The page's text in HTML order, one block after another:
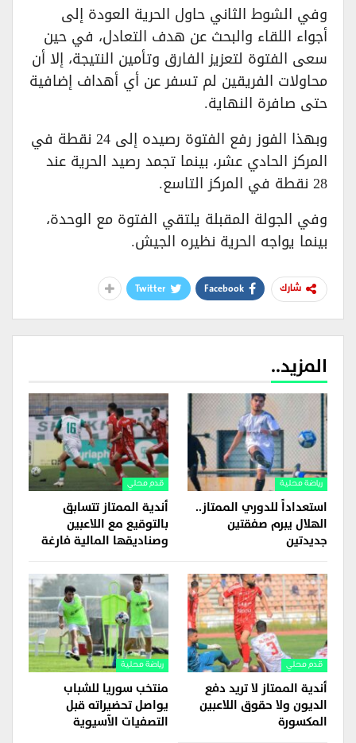
وفي الشوط الثاني حاول الحرية العودة إلى
أجواء اللقاء والبحث عن هدف التعادل، في حين
سعى الفتوة لتعزيز الفارق وتأمين النتيجة، إلا أن
محاولات الفريقين لم تسفر عن أي أهداف إضافية
حتى صافرة النهاية.
وبهذا الفوز رفع الفتوة رصيده إلى 24 نقطة في
المركز الحادي عشر، بينما تجمد رصيد الحرية عند
28 نقطة في المركز التاسع.
وفي الجولة المقبلة يلتقي الفتوة مع الوحدة،
بينما يواجه الحرية نظيره الجيش.
شارك Facebook
Twitter
المزيد..
رياضة محلية
استعداداً للدوري الممتاز..
الهلال يبرم صفقتين
جديدتين
قدم محلي
أندية الممتاز تتسابق
بالتوقيع مع اللاعبين
وصناديقها المالية فارغة
قدم محلي
أندية الممتاز لا تريد دفع
الديون ولا حقوق اللاعبين
المكسورة
رياضة محلية
منتخب سوريا للشباب
يواصل تحضيراته قبل
التصفيات الآسيوية